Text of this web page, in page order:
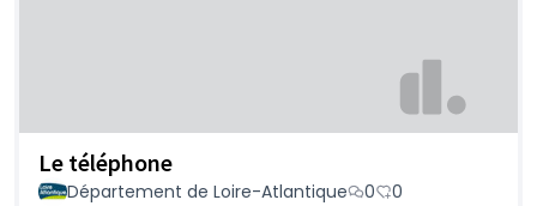
Le téléphone
Département de Loire-Atlantique 0 0